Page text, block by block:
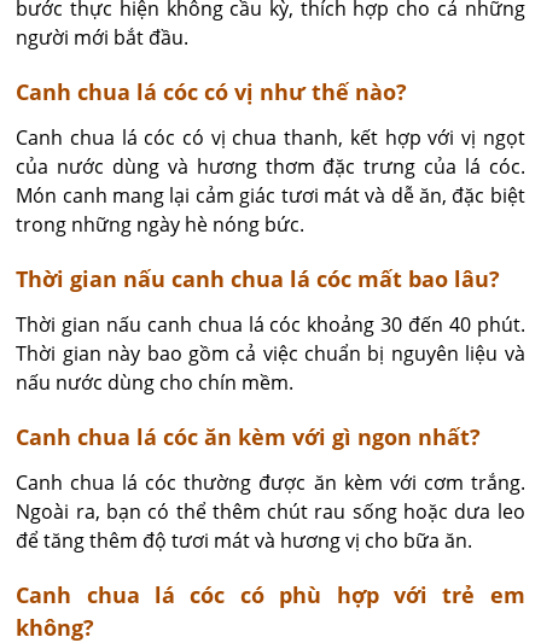
bước thực hiện không cầu kỳ, thích hợp cho cả những
người mới bắt đầu.
Canh chua lá cóc có vị như thế nào?
Canh chua lá cóc có vị chua thanh, kết hợp với vị ngọt
của nước dùng và hương thơm đặc trưng của lá cóc.
Món canh mang lại cảm giác tươi mát và dễ ăn, đặc biệt
trong những ngày hè nóng bức.
Thời gian nấu canh chua lá cóc mất bao lâu?
Thời gian nấu canh chua lá cóc khoảng 30 đến 40 phút.
Thời gian này bao gồm cả việc chuẩn bị nguyên liệu và
nấu nước dùng cho chín mềm.
Canh chua lá cóc ăn kèm với gì ngon nhất?
Canh chua lá cóc thường được ăn kèm với cơm trắng.
Ngoài ra, bạn có thể thêm chút rau sống hoặc dưa leo
để tăng thêm độ tươi mát và hương vị cho bữa ăn.
Canh chua lá cóc có phù hợp với trẻ em
không?